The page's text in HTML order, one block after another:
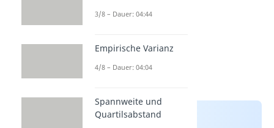
3/8 – Dauer: 04:44
Empirische Varianz
4/8 – Dauer: 04:04
Spannweite und
Quartilsabstand